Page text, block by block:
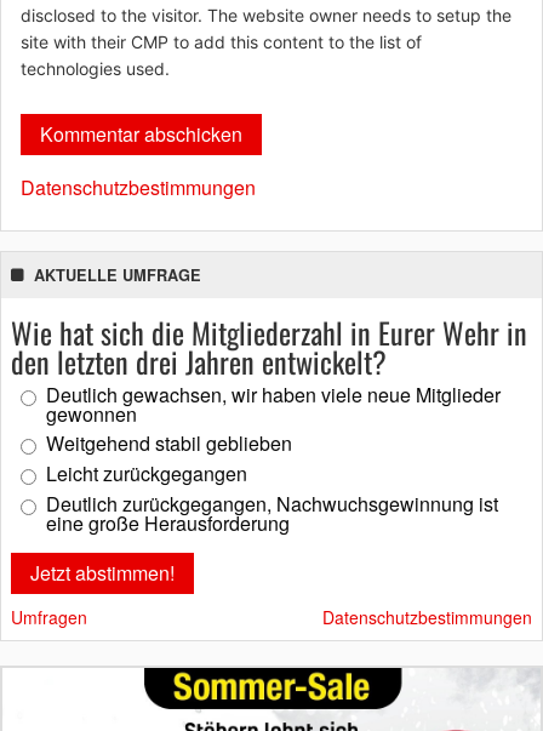
disclosed to the visitor. The website owner needs to setup the
site with their CMP to add this content to the list of
technologies used.
Datenschutzbestimmungen
AKTUELLE UMFRAGE
Wie hat sich die Mitgliederzahl in Eurer Wehr in
den letzten drei Jahren entwickelt?
Deutlich gewachsen, wir haben viele neue Mitglieder
gewonnen
Weitgehend stabil geblieben
Leicht zurückgegangen
Deutlich zurückgegangen, Nachwuchsgewinnung ist
eine große Herausforderung
Umfragen Datenschutzbestimmungen